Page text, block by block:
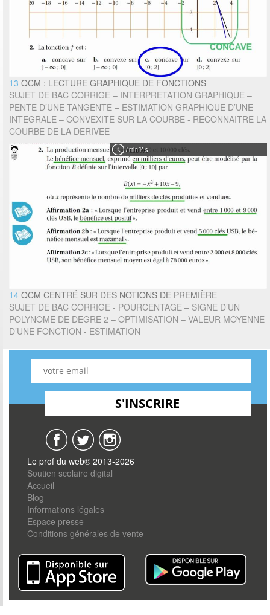
13 QCM : LECTURE GRAPHIQUE DE FONCTIONS
SUJET DE BAC CORRIGE – INTERPRETATION GRAPHIQUE –
PENTE D’UNE TANGENTE – ESTIMATION GRAPHIQUE D’UNE
INTEGRALE – CONVEXITE SUR LA COURBE - RECONNAITRE LA
COURBE DE LA DERIVEE
7 min 14 s
14 QCM CENTRÉ SUR DES NOTIONS DE PREMIÈRE
SUJET DE BAC CORRIGE - POURCENTAGE – SIGNE D’UN
POLYNOME DE DEGRE 2 – OPTIMISATION – VALEUR MOYENNE
D’UNE FONCTION - ESTIMATION
Le prof du web© 2013-2026
Soutien scolaire digital
Accueil
Blog
Informations légales
Espace presse
Conditions générales de vente